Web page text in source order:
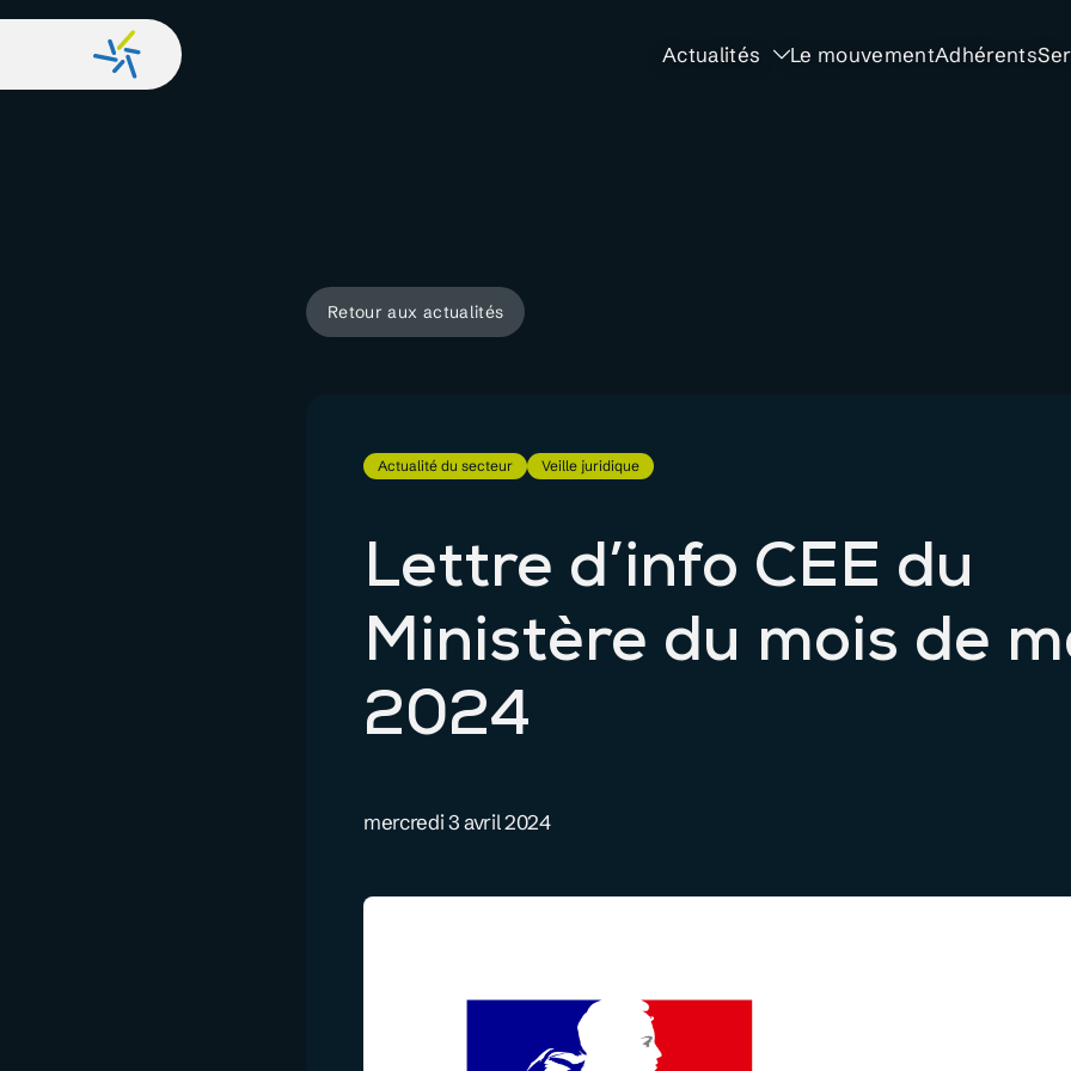
Actualités Le mouvementAdhérents
Retour aux actualités
Actualité du secteur Veille juridique
Lettre d’info CEE du
Ministère du mois de
2024
mercredi 3 avril 2024